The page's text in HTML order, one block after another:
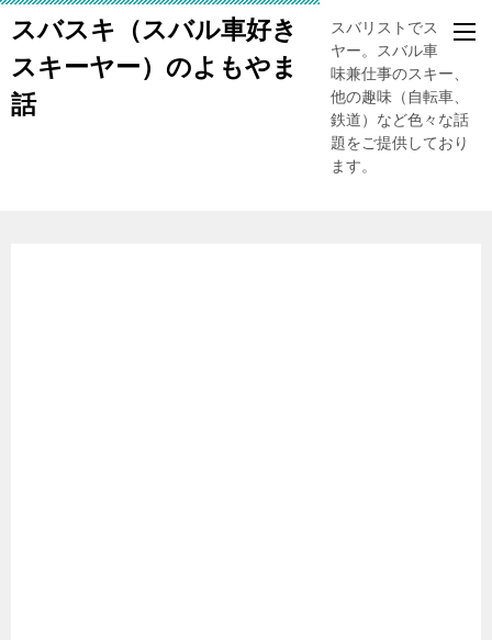
スバスキ（スバル車好き
スキーヤー）のよもやま
話
スバリストでスキー
ヤー。スバル車、趣
味兼仕事のスキー、
他の趣味（自転車、
鉄道）など色々な話
題をご提供しており
ます。